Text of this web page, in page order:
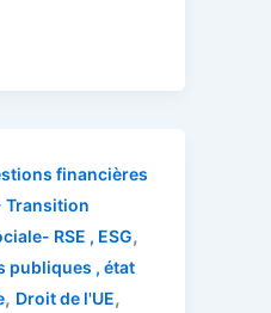
financières
Transition
RSE , ESG,
publiques , état
, Droit de l'UE,